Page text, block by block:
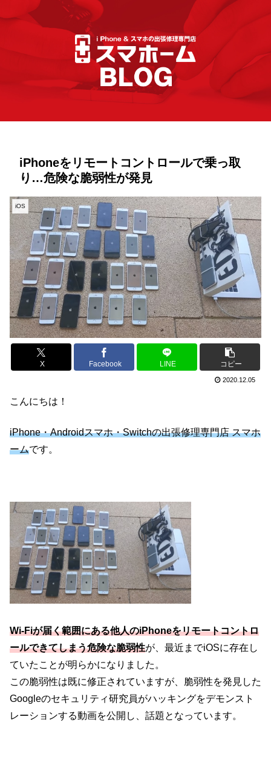
iPhoneをリモートコントロールで乗っ取
り…危険な脆弱性が発見
iOS
X Facebook LINE コピー
2020.12.05
こんにちは！
iPhone・Androidスマホ・Switchの出張修理専門店 スマホ
ームです。
Wi-Fiが届く範囲にある他人のiPhoneをリモートコントロ
ールできてしまう危険な脆弱性が、最近までiOSに存在し
ていたことが明らかになりました。
この脆弱性は既に修正されていますが、脆弱性を発見した
Googleのセキュリティ研究員がハッキングをデモンスト
レーションする動画を公開し、話題となっています。